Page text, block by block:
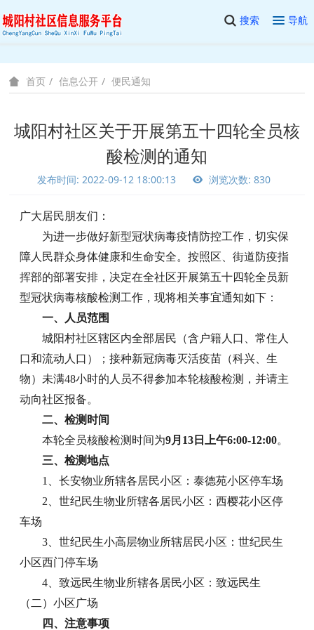
搜索 导航
首页 信息公开 便民通知
城阳村社区关于开展第五十四轮全员核
酸检测的通知
发布时间: 2022-09-12 18:00:13 浏览次数: 830
广大居民朋友们：
为进一步做好新型冠状病毒疫情防控工作，切实保
障人民群众身体健康和生命安全。按照区、街道防疫指
挥部的部署安排，决定在全社区开展第五十四轮全员新
型冠状病毒核酸检测工作，现将相关事宜通知如下：
一、人员范围
城阳村社区辖区内全部居民（含户籍人口、常住人
口和流动人口）；接种新冠病毒灭活疫苗（科兴、生
物）未满48小时的人员不得参加本轮核酸检测，并请主
动向社区报备。
二、检测时间
本轮全员核酸检测时间为9月13日上午6:00-12:00。
三、检测地点
1、长安物业所辖各居民小区：泰德苑小区停车场
2、世纪民生物业所辖各居民小区：西樱花小区停
车场
3、世纪民生小高层物业所辖居民小区：世纪民生
小区西门停车场
4、致远民生物业所辖各居民小区：致远民生
（二）小区广场
四、注意事项